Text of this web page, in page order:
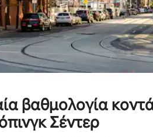
βαθμολογία
Σέντερ